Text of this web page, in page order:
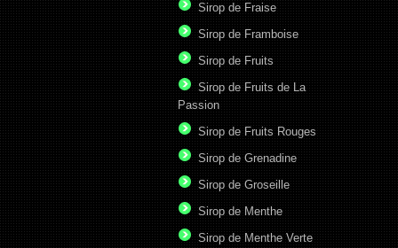
Sirop de Fraise
Sirop de Framboise
Sirop de Fruits
Sirop de Fruits de La
Passion
Sirop de Fruits Rouges
Sirop de Grenadine
Sirop de Groseille
Sirop de Menthe
Sirop de Menthe Verte